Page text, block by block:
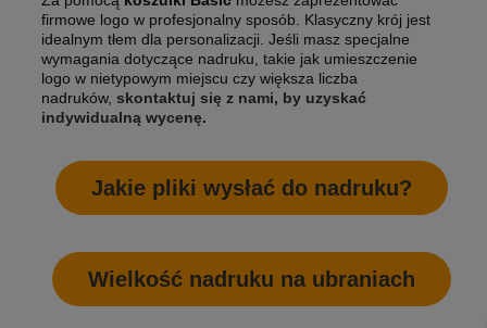
firmowe logo w profesjonalny sposób. Klasyczny krój jest
idealnym tłem dla personalizacji. Jeśli masz specjalne
wymagania dotyczące nadruku, takie jak umieszczenie
logo w nietypowym miejscu czy większa liczba
nadruków, skontaktuj się z nami, by uzyskać
indywidualną wycenę.
Jakie pliki wysłać do nadruku?
Wielkość nadruku na ubraniach